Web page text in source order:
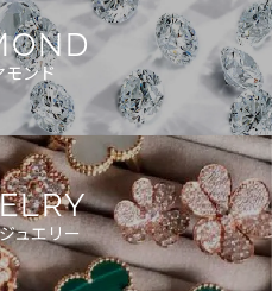
モンド
ュエリー